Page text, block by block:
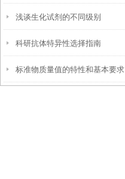
特点优势
浅谈生化试剂的不同级别
科研抗体特异性选择指南
标准物质量值的特性和基本要求